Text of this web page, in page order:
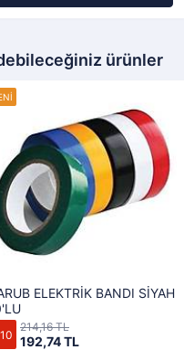
ürünler
ELEKTRİK BANDI SİYAH
192,74 TL
214,16 TL